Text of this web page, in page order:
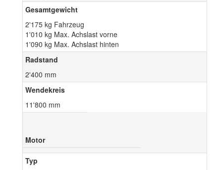
Gesamtgewicht
2'175 kg Fahrzeug
1'010 kg Max. Achslast vorne
1'090 kg Max. Achslast hinten
Radstand
2'400 mm
Wendekreis
11'800 mm
Motor
Typ